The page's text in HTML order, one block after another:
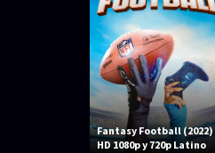
Fantasy Football (2022)
HD 1080p y 720p Latino